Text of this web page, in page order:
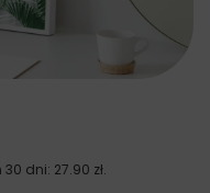
dni: 27.90 zł.